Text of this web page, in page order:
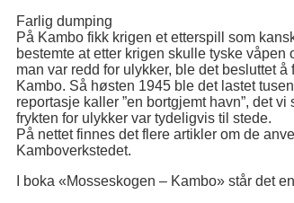
Farlig dumping
På Kambo fikk krigen et etterspill som
bestemte at etter krigen skulle tyske
man var redd for ulykker, ble det besluttet
Kambo. Så høsten 1945 ble det lastet
reportasje kaller ”en bortgjemt havn”, det
frykten for ulykker var tydeligvis til stede.
På nettet finnes det flere artikler om de
Kamboverkstedet.
I boka «Mosseskogen – Kambo» står det